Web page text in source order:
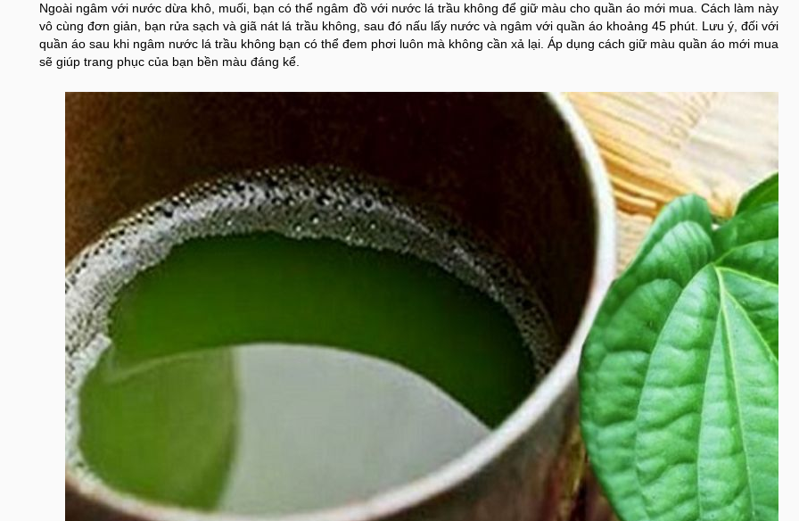
Ngoài ngâm với nước dừa khô, muối, bạn có thể ngâm đồ với nước lá trầu không để giữ màu cho quần áo mới mua. Cách làm này
vô cùng đơn giản, bạn rửa sạch và giã nát lá trầu không, sau đó nấu lấy nước và ngâm với quần áo khoảng 45 phút. Lưu ý, đối với
quần áo sau khi ngâm nước lá trầu không bạn có thể đem phơi luôn mà không cần xả lại. Áp dụng cách giữ màu quần áo mới mua
sẽ giúp trang phục của bạn bền màu đáng kể.